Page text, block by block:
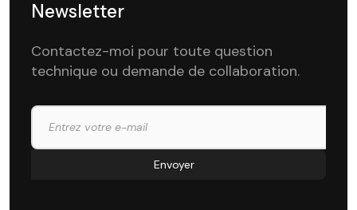
Newsletter
Contactez-moi pour toute question
technique ou demande de collaboration.